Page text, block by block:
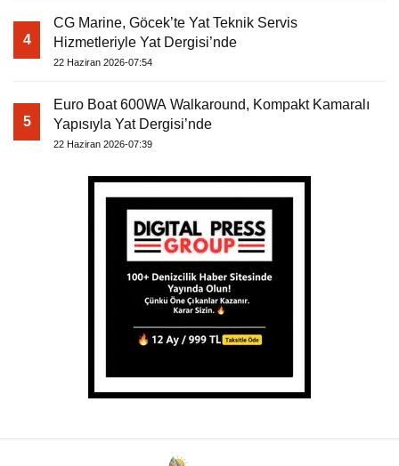
4
CG Marine, Göcek’te Yat Teknik Servis
Hizmetleriyle Yat Dergisi’nde
22 Haziran 2026-07:54
5
Euro Boat 600WA Walkaround, Kompakt Kamaralı
Yapısıyla Yat Dergisi’nde
22 Haziran 2026-07:39